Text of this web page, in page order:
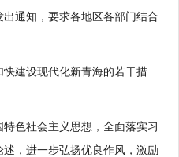
通知，要求各地区各部门结合
建设现代化新青海的若干措
色社会主义思想，全面落实习
，进一步弘扬优良作风，激励